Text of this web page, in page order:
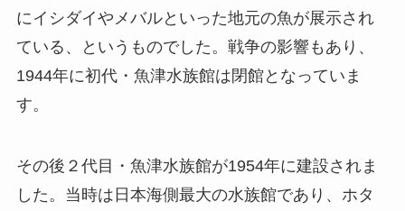
にイシダイやメバルといった地元の魚が展示され
ている、というものでした。戦争の影響もあり、
1944年に初代・魚津水族館は閉館となっていま
す。
その後２代目・魚津水族館が1954年に建設されま
した。当時は日本海側最大の水族館であり、ホタ